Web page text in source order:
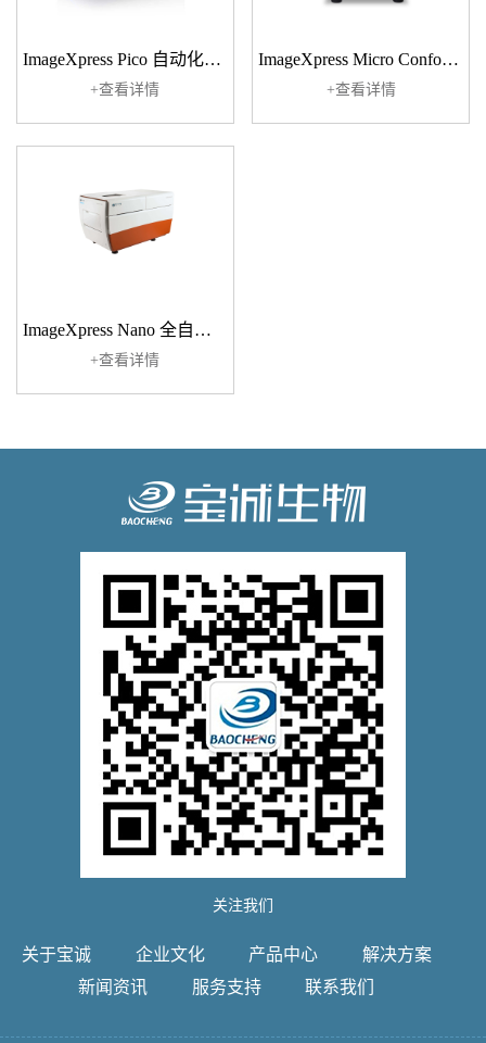
ImageXpress Pico 自动化细胞成像分析系统
+查看详情
ImageXpress Micro Confocal 共聚焦高内涵成像系统
+查看详情
ImageXpress Nano 全自动智能高内涵成像系统
+查看详情
关注我们
关于宝诚 企业文化 产品中心
解决方案
新闻资讯
服务支持 联系我们